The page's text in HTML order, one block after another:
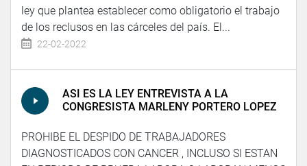
ley que plantea establecer como obligatorio el trabajo
de los reclusos en las cárceles del país. El...
22-02-2022
ASI ES LA LEY ENTREVISTA A LA
CONGRESISTA MARLENY PORTERO LOPEZ
PROHIBE EL DESPIDO DE TRABAJADORES
DIAGNOSTICADOS CON CANCER , INCLUSO SI ESTAN